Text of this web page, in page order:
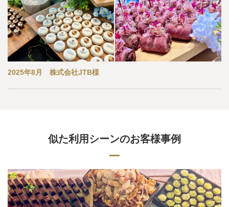
2025年8月 株式会社JTB様
似た利用シーンのお客様事例